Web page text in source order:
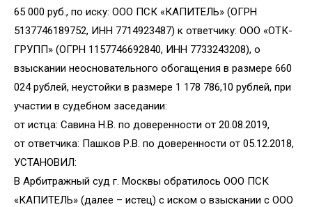
65 000 руб., по иску: ООО ПСК «КАПИТЕЛЬ» (ОГРН
5137746189752, ИНН 7714923487) к ответчику: ООО «ОТК-
ГРУПП» (ОГРН 1157746692840, ИНН 7733243208), о
взыскании неосновательного обогащения в размере 660
024 рублей, неустойки в размере 1 178 786,10 рублей, при
участии в судебном заседании:
от истца: Савина Н.В. по доверенности от 20.08.2019,
от ответчика: Пашков Р.В. по доверенности от 05.12.2018,
УСТАНОВИЛ:
В Арбитражный суд г. Москвы обратилось ООО ПСК
«КАПИТЕЛЬ» (далее – истец) с иском о взыскании с ООО